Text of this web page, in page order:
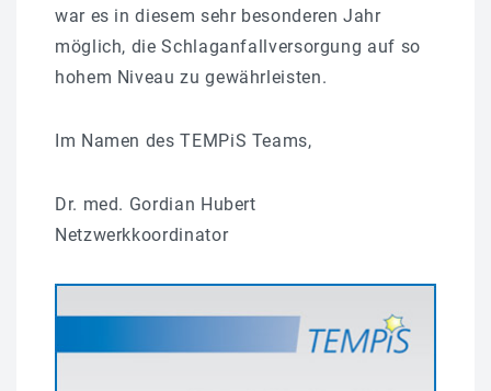
war es in diesem sehr besonderen Jahr
möglich, die Schlaganfallversorgung auf so
hohem Niveau zu gewährleisten.
Im Namen des TEMPiS Teams,
Dr. med. Gordian Hubert
Netzwerkkoordinator